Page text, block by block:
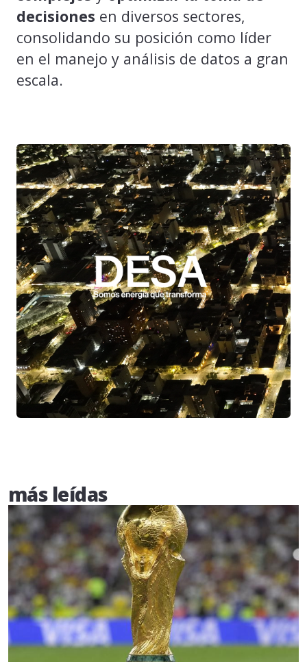
decisiones en diversos sectores,
consolidando su posición como líder
en el manejo y análisis de datos a gran
escala.
más leídas